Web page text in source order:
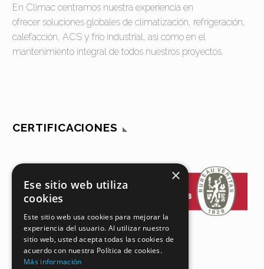
En Climac centramos nuestra experiencia en
ofrecer soluciones globales de climatización, refrigeración,
calefacción, ACS y frío industrial, así como en el
mantenimiento integral de todos nuestros proyectos.
CERTIFICACIONES
×
Ese sitio web utiliza
cookies
Este sitio web usa cookies para mejorar la
experiencia del usuario. Al utilizar nuestro
sitio web, usted acepta todas las cookies de
acuerdo con nuestra Política de cookies.
Más información